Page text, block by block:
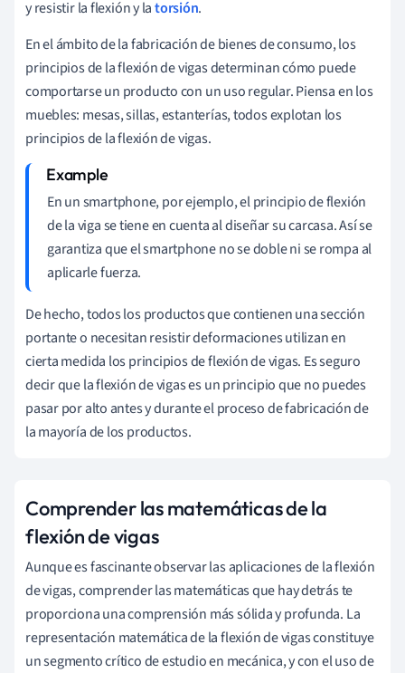
y resistir la flexión y latorsión.
En el ámbito de la fabricación de bienes de consumo, los
principios de la flexión de vigas determinan cómo puede
comportarse un producto con un uso regular. Piensa en los
muebles: mesas, sillas, estanterías, todos explotan los
principios de la flexión de vigas.
En un smartphone, por ejemplo, el principio de flexión
de la viga se tiene en cuenta al diseñar su carcasa. Así se
garantiza que el smartphone no se doble ni se rompa al
aplicarle fuerza.
De hecho, todos los productos que contienen una sección
portante o necesitan resistir deformaciones utilizan en
cierta medida los principios de flexión de vigas. Es seguro
decir que la flexión de vigas es un principio que no puedes
pasar por alto antes y durante el proceso de fabricación de
la mayoría de los productos.
Comprender las matemáticas de la
flexión de vigas
Aunque es fascinante observar las aplicaciones de la flexión
de vigas, comprender las matemáticas que hay detrás te
proporciona una comprensión más sólida y profunda. La
representación matemática de la flexión de vigas constituye
un segmento crítico de estudio en mecánica, y con el uso de